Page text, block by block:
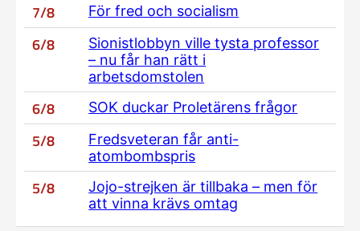
7/8 För fred och socialism
6/8
Sionistlobbyn ville tysta professor
– nu får han rätt i
arbetsdomstolen
6/8 SOK duckar Proletärens frågor
5/8
Fredsveteran får anti-
atombombspris
5/8
Jojo-strejken är tillbaka – men för
att vinna krävs omtag